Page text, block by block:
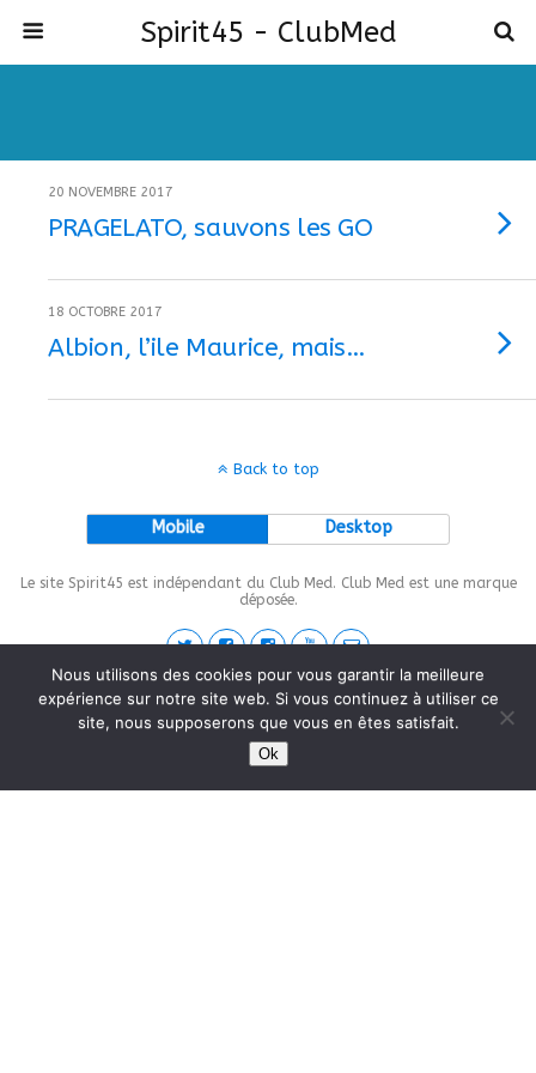
Spirit45 - ClubMed
20 NOVEMBRE 2017
PRAGELATO, sauvons les GO
18 OCTOBRE 2017
Albion, l’ile Maurice, mais…
Back to top
Mobile Desktop
Le site Spirit45 est indépendant du Club Med. Club Med est une marque
déposée.
This site is protected by wp-copyrightpro.com
Nous utilisons des cookies pour vous garantir la meilleure
expérience sur notre site web. Si vous continuez à utiliser ce
site, nous supposerons que vous en êtes satisfait.
Ok